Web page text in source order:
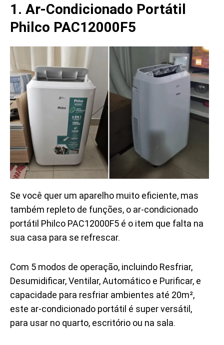
1. Ar-Condicionado Portátil
Philco PAC12000F5
Se você quer um aparelho muito eficiente, mas
também repleto de funções, o ar-condicionado
portátil Philco PAC12000F5 é o item que falta na
sua casa para se refrescar.
Com 5 modos de operação, incluindo Resfriar,
Desumidificar, Ventilar, Automático e Purificar, e
capacidade para resfriar ambientes até 20m²,
este ar-condicionado portátil é super versátil,
para usar no quarto, escritório ou na sala.